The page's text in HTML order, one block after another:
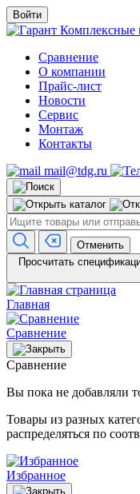
Войти
Комплексные
Сравнение
О компании
Прайс-лист
Новости
Сервис
Монтаж
Контакты
mail@tdg.ru
Отменить
Просчитать
Главная
Сравнение
Сравнение
Вы пока не добавляли
Товары из разных
распределяться по
Избранное